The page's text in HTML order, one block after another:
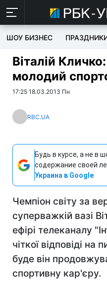
ШОУ БИЗНЕС
Віталій
молодий
17:25 18.03.2013 Пн
RBC.UA
Будь в курсе, а не в
содержание своей
Украина в Google
Чемпіон світу за
суперважкій вазі
ефірі телеканалу
чіткої відповіді на
буде він
спортивну кар'єру.